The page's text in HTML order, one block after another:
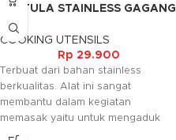
mempercantik tampilannya.
SPATULA STAINLESS GAGANG
PLASTIK
COOKING UTENSILS
Rp 29.900
Terbuat dari bahan stainless
berkualitas. Alat ini sangat
membantu dalam kegiatan
memasak yaitu untuk mengaduk
makanan yang dimasak. Bahannya